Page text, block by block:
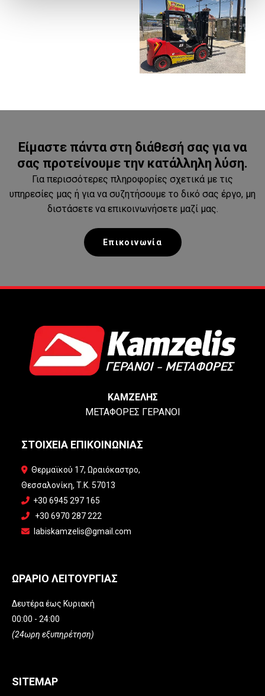
Είμαστε πάντα στη διάθεσή σας για να
σας προτείνουμε την κατάλληλη λύση.
Για περισσότερες πληροφορίες σχετικά με τις
υπηρεσίες μας ή για να συζητήσουμε το δικό σας έργο, μη
διστάσετε να επικοινωνήσετε μαζί μας.
Eπικοινωνία
KΑΜΖΕΛΗΣ
ΜΕΤΑΦΟΡΕΣ ΓΕΡΑΝΟΙ
ΣΤΟΙΧΕΙΑ ΕΠΙΚΟΙΝΩΝΙΑΣ
 Θερμαϊκού 17, Ωραιόκαστρο,
Θεσσαλονίκη, Τ.Κ. 57013
 +30 6945 297 165
 +30 6970 287 222
 labiskamzelis@gmail.com
ΩΡΑΡΙΟ ΛΕΙΤΟΥΡΓΙΑΣ
Δευτέρα έως Κυριακή
00:00 - 24:00
(24ωρη εξυπηρέτηση)
SITEMAP